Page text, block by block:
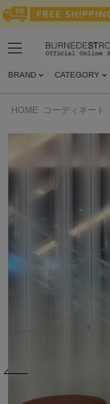
BRAND CATEGORY
HOME コーディネート